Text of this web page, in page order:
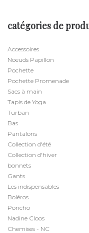
catégories de
Accessoires
Noeuds Papillon
Pochette
Pochette Promenade
Sacs à main
Tapis de Yoga
Turban
Bas
Pantalons
Collection d'été
Collection d'hiver
bonnets
Gants
Les indispensables
Boléros
Poncho
Nadine Cloos
Chemises - NC